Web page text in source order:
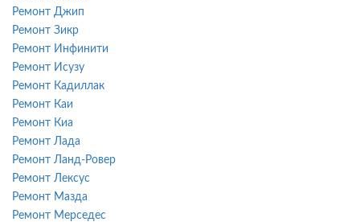
Ремонт Джип
Ремонт Зикр
Ремонт Инфинити
Ремонт Исузу
Ремонт Кадиллак
Ремонт Каи
Ремонт Киа
Ремонт Лада
Ремонт Ланд-Ровер
Ремонт Лексус
Ремонт Мазда
Ремонт Мерседес